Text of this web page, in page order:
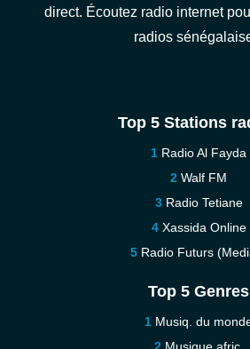
direct. Écoutez radio internet
radios
Top 5 Stations
Radio Al Fayda
Walf FM
Radio Tetiane
Xassida Online
Radio Futurs
Top 5 Genres
Musiq. du